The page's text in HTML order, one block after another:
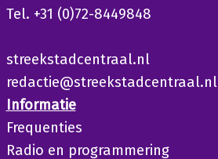
Tel. +31 (0)72-8449848
streekstadcentraal.nl
redactie@streekstadcentraal.nl
Informatie
Frequenties
Radio en programmering